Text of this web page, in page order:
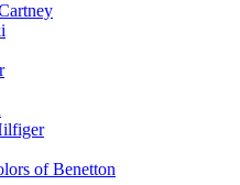
of Benetton